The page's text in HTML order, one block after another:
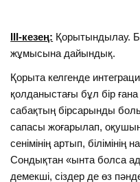
ІII-кезең: Қорытындылау.
жұмысына дайындық.
Қорыта келгенде
қолданыстағы бұл бір
сабақтың бірсарынды
сапасы жоғарылап,
сенімінің артып,
Сондықтан «ынта болса
демекші, сіздер де өз